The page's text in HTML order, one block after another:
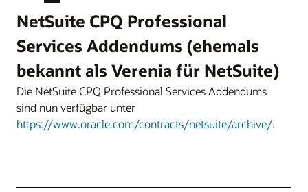
NetSuite CPQ Professional
Services Addendums (ehemals
bekannt als Verenia für NetSuite)
Die NetSuite CPQ Professional Services Addendums
sind nun verfügbar unter
https://www.oracle.com/contracts/netsuite/archive/.